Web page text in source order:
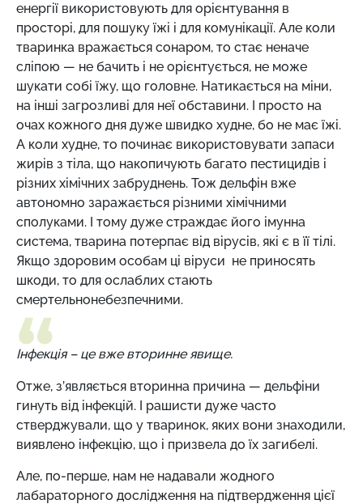
енергії використовують для орієнтування в
просторі, для пошуку їжі і для комунікації. Але коли
тваринка вражається сонаром, то стає неначе
сліпою — не бачить і не орієнтується, не може
шукати собі їжу, що головне. Натикається на міни,
на інші загрозливі для неї обставини. І просто на
очах кожного дня дуже швидко худне, бо не має їжі.
А коли худне, то починає використовувати запаси
жирів з тіла, що накопичують багато пестицидів і
різних хімічних забруднень. Тож дельфін вже
автономно заражається різними хімічними
сполуками. І тому дуже страждає його імунна
система, тварина потерпає від вірусів, які є в її тілі.
Якщо здоровим особам ці віруси не приносять
шкоди, то для ослаблих стають
смертельнонебезпечними.
Інфекція – це вже вторинне явище.
Отже, з’являється вторинна причина — дельфіни
гинуть від інфекцій. І рашисти дуже часто
стверджували, що у тваринок, яких вони знаходили,
виявлено інфекцію, що і призвела до їх загибелі.
Але, по-перше, нам не надавали жодного
лабараторного дослідження на підтвердження цієї